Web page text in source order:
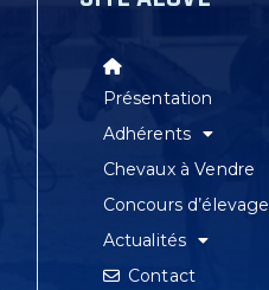
Présentation
Adhérents
Chevaux à Vendre
Concours d’élevage
Actualités
Contact